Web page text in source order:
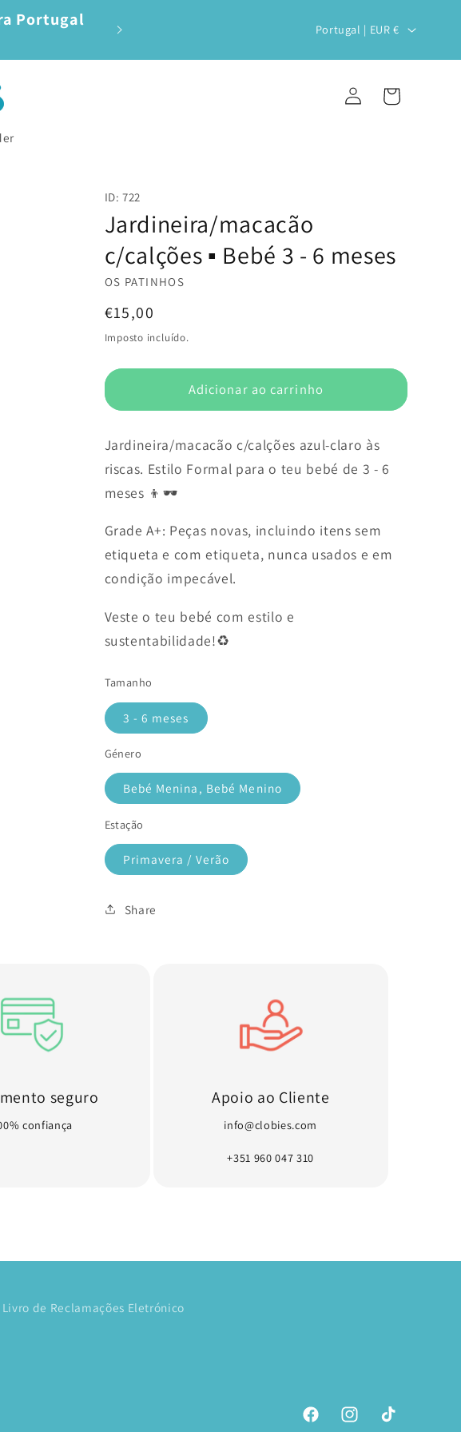
Portugal
sustentabilidade!
P
a
g
i
ã
Portugal | EUR €
Iniciar
sessão
Carrinho
ID: 722
Jardineira/macacão
c/calções ▪️ Bebé 3 - 6 meses
OS PATINHOS
Preço
normal
€15,00
Imposto incluído.
Adicionar ao carrinho
Jardineira/macacão c/calções azul-claro às
riscas. Estilo Formal para o teu bebé de 3 - 6
meses 👦🕶️
Grade A+: Peças novas, incluindo itens sem
etiqueta e com etiqueta, nunca usados e em
condição impecável.
Veste o teu bebé com estilo e
sustentabilidade!♻️
Tamanho
3 - 6 meses
Género
Bebé Menina, Bebé Menino
Estação
Primavera / Verão
Share
seguro
confiança
Apoio ao Cliente
info@clobies.com
+351 960 047 310
Livro de Reclamações Eletrónico
FacebookInstagramTikTok